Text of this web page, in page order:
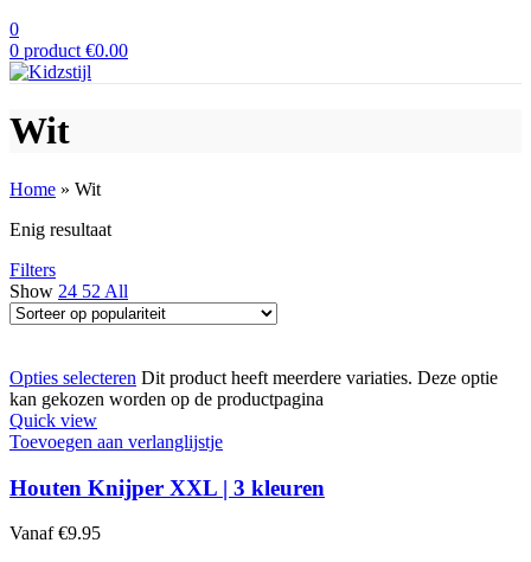
0
0 product €0.00
Wit
Home » Wit
Enig resultaat
Filters
Show 24 52 All
Opties selecteren Dit product heeft meerdere variaties. Deze optie
kan gekozen worden op de productpagina
Quick view
Toevoegen aan verlanglijstje
Houten Knijper XXL | 3 kleuren
Vanaf €9.95